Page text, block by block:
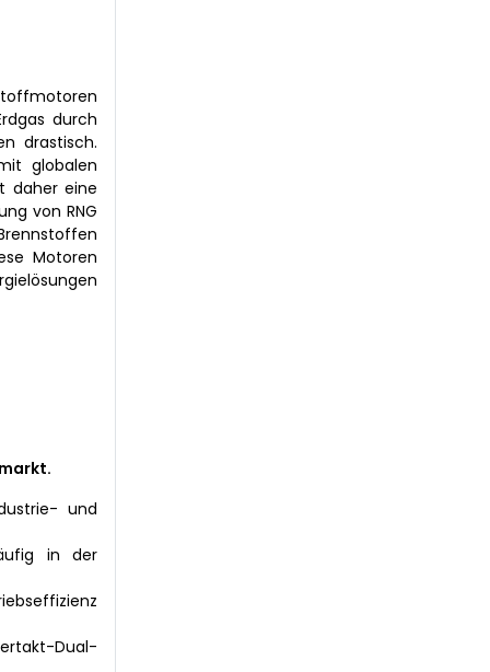
durch
drastisch.
globalen
daher eine
von RNG
Motoren
und
in der
Dual-